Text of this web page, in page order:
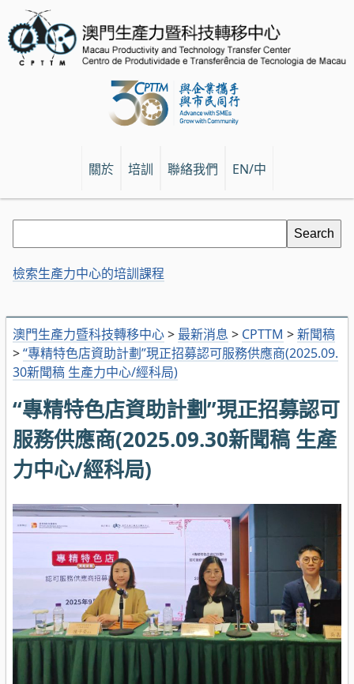
關於 培訓 聯絡我們 EN/中
澳門生產力暨科技轉移中心> 最新消息 > CPTTM >新聞稿
>“專精特色店資助計劃”現正招募認可服務供應商(2025.09.
30新聞稿 生產力中心/經科局)
“專精特色店資助計劃”現正招募認可
服務供應商(2025.09.30新聞稿 生產
力中心/經科局)
檢索生產力中心的培訓課程